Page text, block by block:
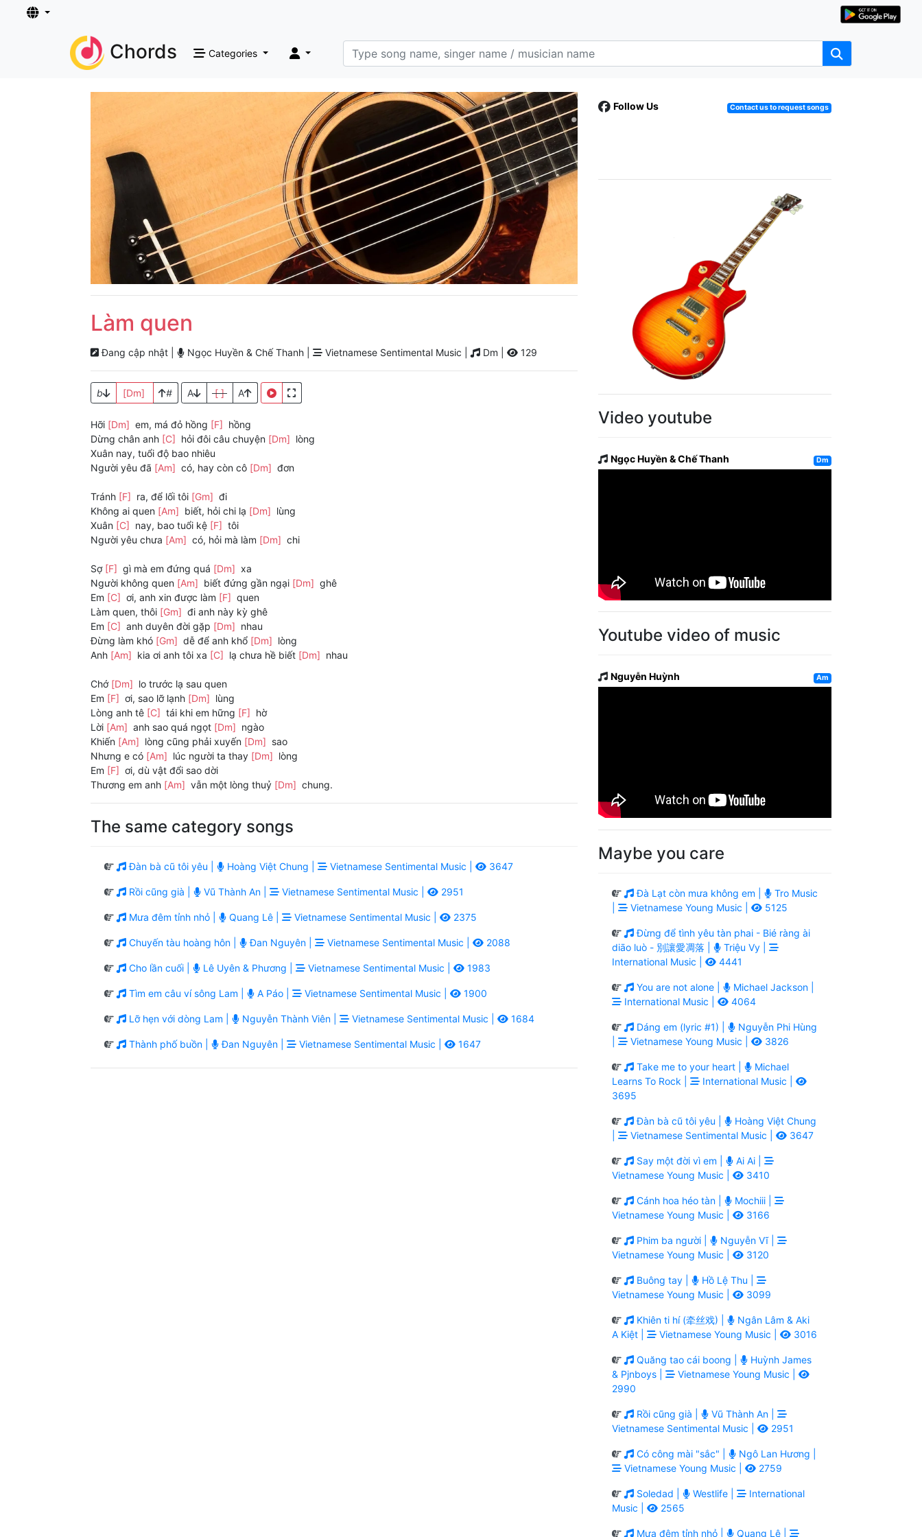
Chords Categories
Làm quen
Đang cập nhật | Ngọc Huyền & Chế Thanh | Vietnamese Sentimental Music | Dm | 129
b [Dm] # A [ ] A
Hỡi [Dm] em, má đỏ hồng [F] hồng
Dừng chân anh [C] hỏi đôi câu chuyện [Dm] lòng
Xuân nay, tuổi độ bao nhiêu
Người yêu đã [Am] có, hay còn cô [Dm] đơn
Tránh [F] ra, để lối tôi [Gm] đi
Không ai quen [Am] biết, hỏi chi lạ [Dm] lùng
Xuân [C] nay, bao tuổi kệ [F] tôi
Người yêu chưa [Am] có, hỏi mà làm [Dm] chi
Sợ [F] gì mà em đứng quá [Dm] xa
Người không quen [Am] biết đứng gần ngại [Dm] ghê
Em [C] ơi, anh xin được làm [F] quen
Làm quen, thôi [Gm] đi anh này kỳ ghê
Em [C] anh duyên đời gặp [Dm] nhau
Đừng làm khó [Gm] dễ để anh khổ [Dm] lòng
Anh [Am] kia ơi anh tôi xa [C] lạ chưa hề biết [Dm] nhau
Chớ [Dm] lo trước lạ sau quen
Em [F] ơi, sao lỡ lạnh [Dm] lùng
Lòng anh tê [C] tái khi em hững [F] hờ
Lời [Am] anh sao quá ngọt [Dm] ngào
Khiến [Am] lòng cũng phải xuyến [Dm] sao
Nhưng e có [Am] lúc người ta thay [Dm] lòng
Em [F] ơi, dù vật đổi sao dời
Thương em anh [Am] vẫn một lòng thuỷ [Dm] chung.
The same category songs
Đàn bà cũ tôi yêu | Hoàng Việt Chung | Vietnamese Sentimental Music | 3647
Rồi cũng già | Vũ Thành An | Vietnamese Sentimental Music | 2951
Mưa đêm tỉnh nhỏ | Quang Lê | Vietnamese Sentimental Music | 2375
Chuyến tàu hoàng hôn | Đan Nguyên | Vietnamese Sentimental Music | 2088
Cho lần cuối | Lê Uyên & Phương | Vietnamese Sentimental Music | 1983
Tìm em câu ví sông Lam | A Páo | Vietnamese Sentimental Music | 1900
Lỡ hẹn với dòng Lam | Nguyễn Thành Viên | Vietnamese Sentimental Music | 1684
Thành phố buồn | Đan Nguyên | Vietnamese Sentimental Music | 1647
Follow Us Contact us to request songs
Video youtube
Ngọc Huyền & Chế Thanh Dm
Youtube video of music
Nguyễn Huỳnh Am
Maybe you care
Đà Lạt còn mưa không em |
Tro Music
Vietnamese Young Music | 5125
Đừng để tình yêu tàn phai - Bié ràng ài
diāo luò - 別讓愛凋落 |
Triệu Vy |
International Music |
4441
You are not alone |
Michael Jackson |
International Music |
4064
Dáng em (lyric #1) |
Nguyễn Phi Hùng
Vietnamese Young Music | 3826
Take me to your heart |
Michael
Learns To Rock |
International Music |
3695
Đàn bà cũ tôi yêu |
Hoàng Việt Chung
Vietnamese Sentimental Music | 3647
Say một đời vì em |
Ai Ai |
Vietnamese Young Music |
3410
Cánh hoa héo tàn |
Mochiii |
Vietnamese Young Music |
3166
Phim ba người |
Nguyễn Vĩ |
Vietnamese Young Music |
3120
Buông tay |
Hồ Lệ Thu |
Vietnamese Young Music |
3099
Khiên ti hí (牵丝戏) |
Ngân Lâm & Aki
A Kiệt |
Vietnamese Young Music | 3016
Quăng tao cái boong |
Huỳnh James
& Pjnboys |
Vietnamese Young Music |
2990
Rồi cũng già |
Vũ Thành An |
Vietnamese Sentimental Music |
2951
Có công mài "sắc" |
Ngô Lan Hương |
Vietnamese Young Music |
2759
Soledad | Westlife |
International
Music |
2565
Mưa đêm tỉnh nhỏ | Quang Lê |